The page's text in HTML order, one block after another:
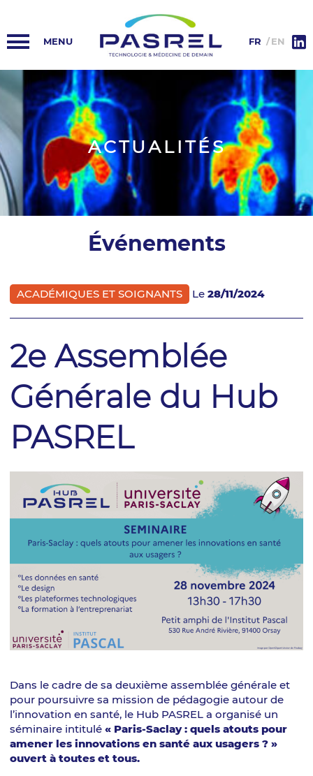
PASREL-IMAGERIE
HUB PASREL
PLATEFORMES
ACTUALITÉS
COLLABORATIONS
INFORMATIONS
FR EN
ACTUALITÉS
Événements
ACADÉMIQUES ET SOIGNANTS Le 28/11/2024
2e Assemblée
Générale du Hub
PASREL
Dans le cadre de sa deuxième assemblée générale et
pour poursuivre sa mission de pédagogie autour de
l’innovation en santé, le Hub PASREL a organisé un
séminaire intitulé « Paris-Saclay : quels atouts pour
amener les innovations en santé aux usagers ? »
ouvert à toutes et tous.